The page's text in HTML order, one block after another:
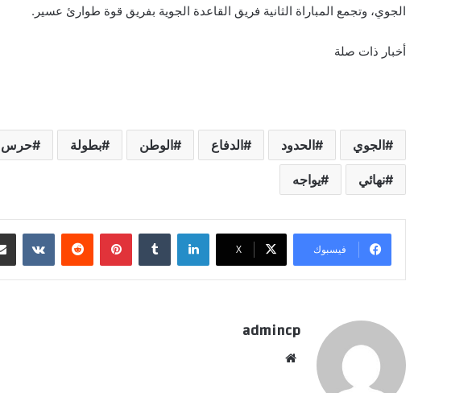
الجوي، وتجمع المباراة الثانية فريق القاعدة الجوية بفريق قوة طوارئ عسير.
أخبار ذات صلة
الجوي الحدود الدفاع الوطن بطولة حرس
نهائي يواجه
فيسبوك ‫X
لينكدإن بينتيريست
admincp